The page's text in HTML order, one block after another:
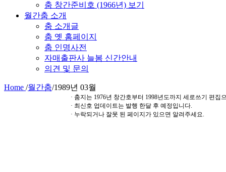
춤 창간준비호 (1966년) 보기
월간춤 소개
춤 소개글
춤 옛 홈페이지
춤 인명사전
자매출판사 늘봄 신간안내
의견 및 문의
Home /월간춤/1989년 03월
· 춤지는 1976년 창간호부터 1998년도까지 세로쓰기 편집
· 최신호 업데이트는 발행 한달 후 예정입니다.
· 누락되거나 잘못 된 페이지가 있으면 알려주세요.